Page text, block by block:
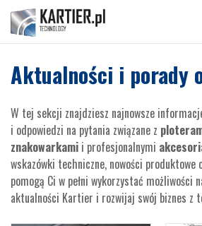
Aktualności i porady
W tej sekcji znajdziesz najnowsze
i odpowiedzi na pytania związane z
znakowarkami i profesjonalnymi
wskazówki techniczne, nowości
pomogą Ci w pełni wykorzystać możliwości
aktualności Kartier i rozwijaj swój biznes z